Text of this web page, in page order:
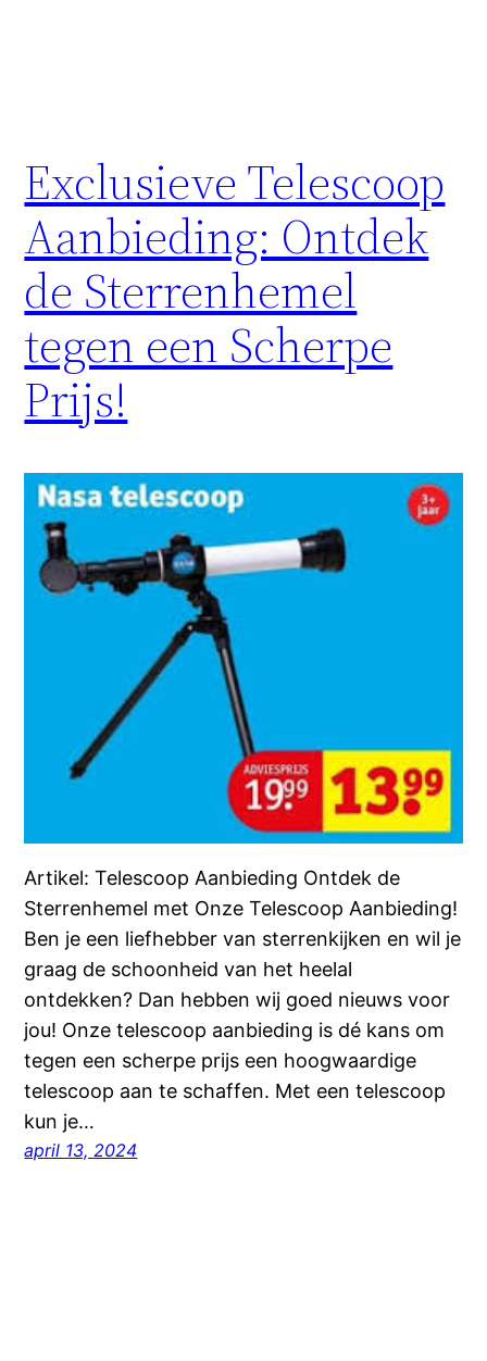
Exclusieve Telescoop
Aanbieding: Ontdek
de Sterrenhemel
tegen een Scherpe
Prijs!
Artikel: Telescoop Aanbieding Ontdek de
Sterrenhemel met Onze Telescoop Aanbieding!
Ben je een liefhebber van sterrenkijken en wil je
graag de schoonheid van het heelal
ontdekken? Dan hebben wij goed nieuws voor
jou! Onze telescoop aanbieding is dé kans om
tegen een scherpe prijs een hoogwaardige
telescoop aan te schaffen. Met een telescoop
kun je…
april 13, 2024